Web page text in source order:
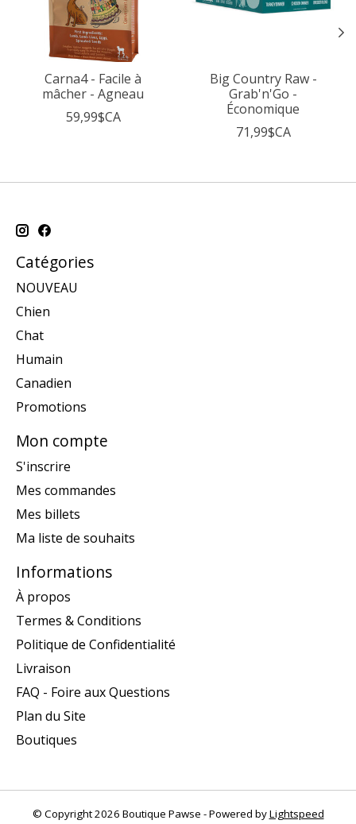
Carna4 - Facile à
mâcher - Agneau
59,99$CA
Big Country Raw -
Grab'n'Go -
Économique
71,99$CA
Catégories
NOUVEAU
Chien
Chat
Humain
Canadien
Promotions
Mon compte
S'inscrire
Mes commandes
Mes billets
Ma liste de souhaits
Informations
À propos
Termes & Conditions
Politique de Confidentialité
Livraison
FAQ - Foire aux Questions
Plan du Site
Boutiques
© Copyright 2026 Boutique Pawse - Powered byLightspeed